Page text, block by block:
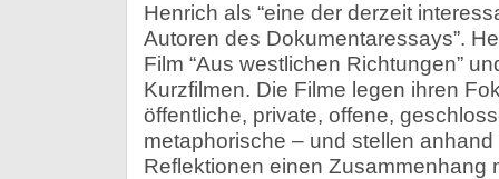
Henrich als “eine der derzeit
Autoren des Dokumentaressays”.
Film “Aus westlichen Richtungen”
Kurzfilmen. Die Filme legen ihren
öffentliche, private, offene,
metaphorische – und stellen
Reflektionen einen Zusammenhang